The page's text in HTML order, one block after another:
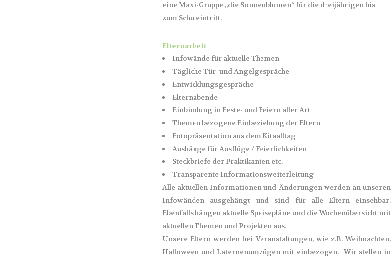
eine Maxi-Gruppe „die Sonnenblumen“ für die dreijährigen bis
zum Schuleintritt.
Elternarbeit
Infowände für aktuelle Themen
Tägliche Tür- und Angelgespräche
Entwicklungsgespräche
Elternabende
Einbindung in Feste- und Feiern aller Art
Themen bezogene Einbeziehung der Eltern
Fotopräsentation aus dem Kitaalltag
Aushänge für Ausflüge / Feierlichkeiten
Steckbriefe der Praktikanten etc.
Transparente Informationsweiterleitung
Alle aktuellen Informationen und Änderungen werden an unseren
Infowänden ausgehängt und sind für alle Eltern einsehbar.
Ebenfalls hängen aktuelle Speisepläne und die Wochenübersicht mit
aktuellen Themen und Projekten aus.
Unsere Eltern werden bei Veranstaltungen, wie z.B. Weihnachten,
Halloween und Laternenumzügen mit einbezogen. Wir stellen in